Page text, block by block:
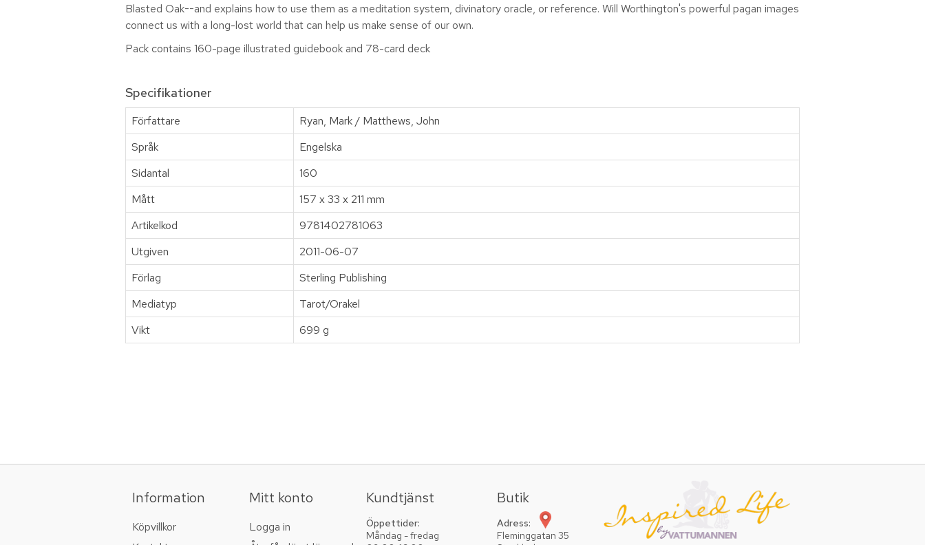
Blasted Oak--and explains how to use them as a meditation system, divinatory oracle, or reference. Will Worthington's powerful pagan images
connect us with a long-lost world that can help us make sense of our own.
Pack contains 160-page illustrated guidebook and 78-card deck
Specifikationer
Författare
Ryan, Mark / Matthews, John
Språk
Engelska
Sidantal
160
Mått
157 x 33 x 211 mm
Artikelkod
9781402781063
Utgiven
2011-06-07
Förlag
Sterling Publishing
Mediatyp
Tarot/Orakel
Vikt
699 g
Information
Köpvillkor
Mitt konto
Logga in
Kundtjänst
Öppettider:
Måndag - fredag
Butik
Adress:
Fleminggatan 35